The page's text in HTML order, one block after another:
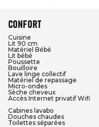
Confort
Cuisine
Lit 90 cm
Matériel Bébé
Lit bébé
Poussette
Bouilloire
Lave linge collectif
Matériel de repassage
Micro-ondes
Sèche cheveux
Accès Internet privatif Wifi
Cabines lavabo
Douches chaudes
Toilettes séparées